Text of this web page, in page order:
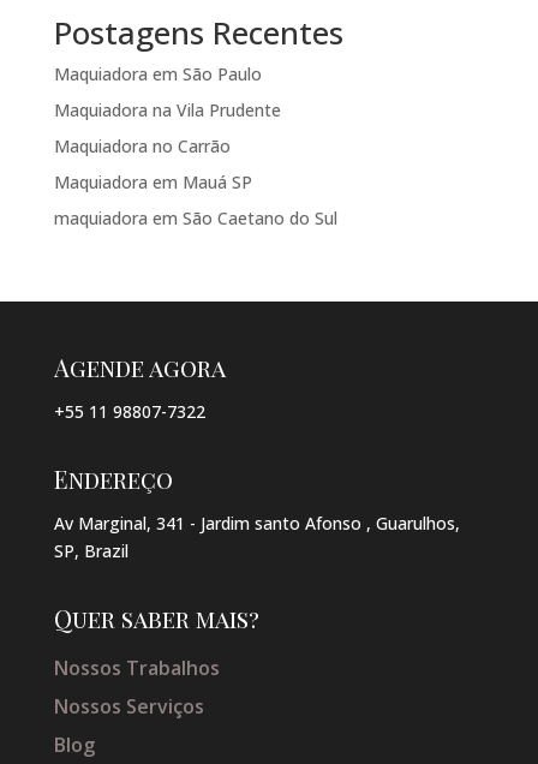
Postagens Recentes
Maquiadora em São Paulo
Maquiadora na Vila Prudente
Maquiadora no Carrão
Maquiadora em Mauá SP
maquiadora em São Caetano do Sul
Agende agora
+55 11 98807-7322
Endereço
Av Marginal, 341 - Jardim santo Afonso , Guarulhos,
SP, Brazil
Quer saber mais?
Nossos Trabalhos
Nossos Serviços
Blog